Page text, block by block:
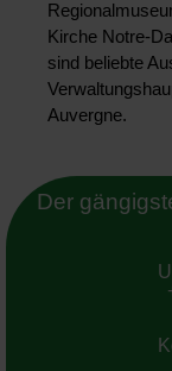
Kirche Notre-
sind beliebte
Auvergne.
Der